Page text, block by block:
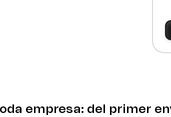
empresa: del primer